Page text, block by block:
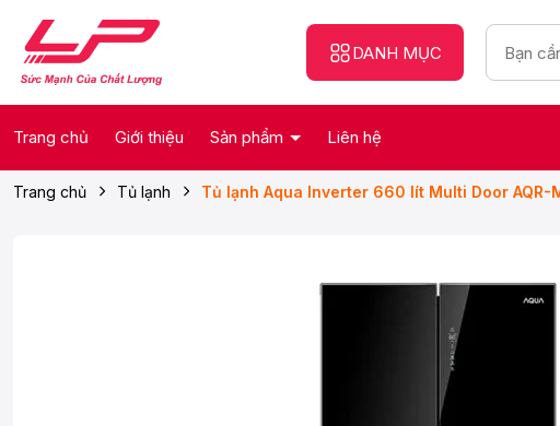
DANH MỤC
Trang chủ Giới thiệu Sản phẩm Liên hệ
Trang chủ Tủ lạnh Tủ lạnh Aqua Inverter 660 lít Multi Door AQR-